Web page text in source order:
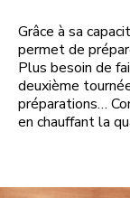
Grâce à sa
permet de
Plus besoin de
deuxième
préparations…
en chauffant la